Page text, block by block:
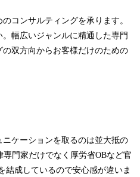
コンサルティングを承ります。
幅広いジャンルに精通した専門
双方向からお客様だけのための
ケーションを取るのは並大抵の
門家だけでなく厚労省OBなど官
結成しているので安心感が違いま